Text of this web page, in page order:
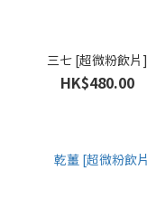
三七 [超微粉飲片]
HK$480.00